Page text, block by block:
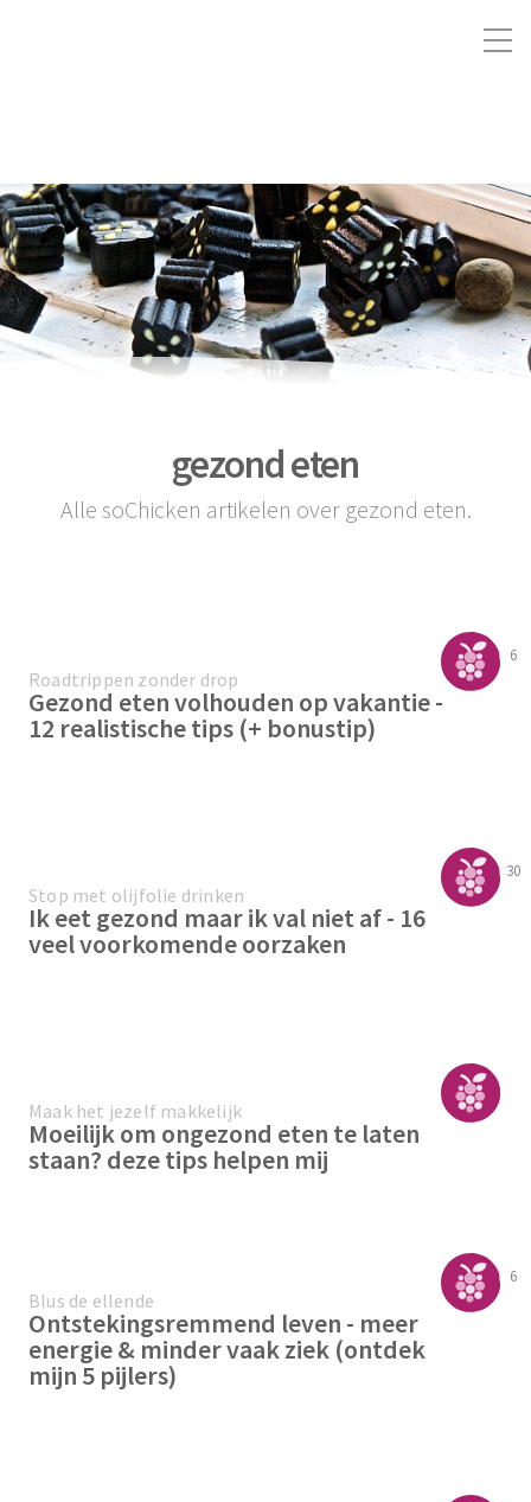
gezond eten
Alle soChicken artikelen over gezond eten.
6
Roadtrippen zonder drop
Gezond eten volhouden op vakantie -
12 realistische tips (+ bonustip)
30
Stop met olijfolie drinken
Ik eet gezond maar ik val niet af - 16
veel voorkomende oorzaken
Maak het jezelf makkelijk
Moeilijk om ongezond eten te laten
staan? deze tips helpen mij
6
Blus de ellende
Ontstekingsremmend leven - meer
energie & minder vaak ziek (ontdek
mijn 5 pijlers)